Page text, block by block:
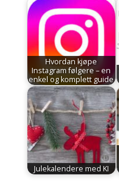
Hvordan kjøpe
Instagram følgere – en
enkel og komplett guide
Julekalendere med KI